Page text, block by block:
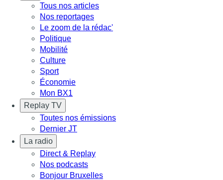
Tous nos articles
Nos reportages
Le zoom de la rédac'
Politique
Mobilité
Culture
Sport
Économie
Mon BX1
Replay TV
Toutes nos émissions
Dernier JT
La radio
Direct & Replay
Nos podcasts
Bonjour Bruxelles